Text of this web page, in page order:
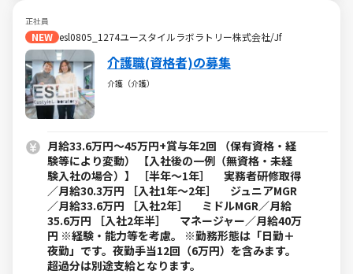
正社員
NEW esl0805_1274ユースタイルラボラトリー株式会社/Jf
介護職(資格者)の募集
介護（介護）
月給33.6万円～45万円+賞与年2回 （保有資格・経
験等により変動） 【入社後の一例（無資格・未経
験入社の場合）】 ［半年～1年］ 実務者研修取得
／月給30.3万円 ［入社1年～2年］ ジュニアMGR
／月給33.6万円 ［入社2年］ ミドルMGR／月給
35.6万円 ［入社2年半］ マネージャー／月給40万
円 ※経験・能力等を考慮。 ※勤務形態は「日勤＋
夜勤」です。夜勤手当12回（6万円）を含みます。
超過分は別途支給となります。